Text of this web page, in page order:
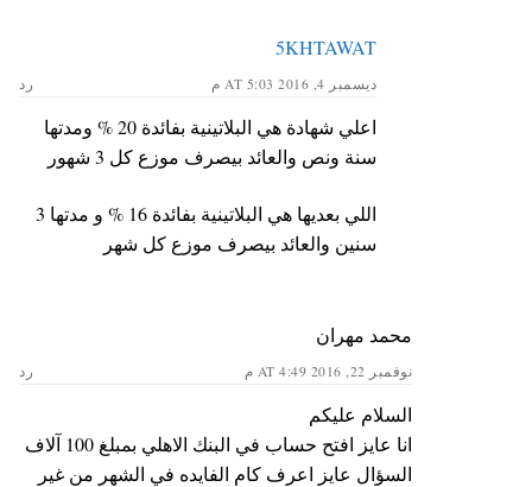
5KHTAWAT
ديسمبر 4, 2016 AT 5:03 م رد
اعلي شهادة هي البلاتينية بفائدة 20 % ومدتها
سنة ونص والعائد بيصرف موزع كل 3 شهور
اللي بعديها هي البلاتينية بفائدة 16 % و مدتها 3
سنين والعائد بيصرف موزع كل شهر
محمد مهران
نوفمبر 22, 2016 AT 4:49 م رد
السلام عليكم
انا عايز افتح حساب في البنك الاهلي بمبلغ 100 آلاف
السؤال عايز اعرف كام الفايده في الشهر من غير